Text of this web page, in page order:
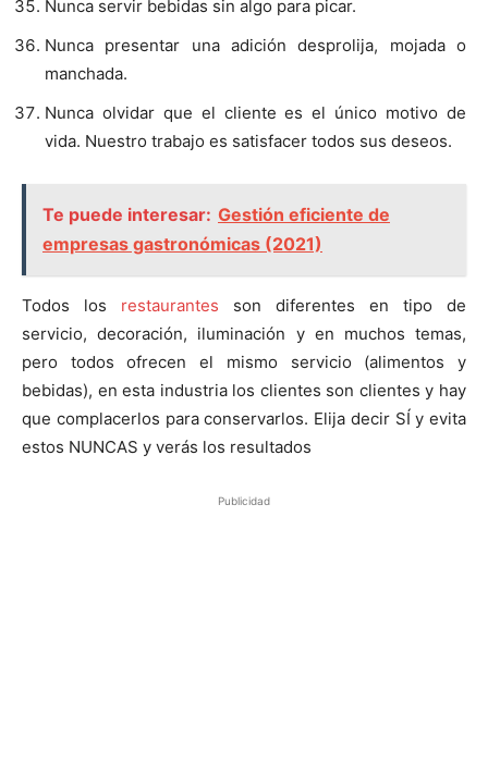
Nunca servir bebidas sin algo para picar.
Nunca presentar una adición desprolija, mojada o
manchada.
Nunca olvidar que el cliente es el único motivo de
vida. Nuestro trabajo es satisfacer todos sus deseos.
Te puede interesar: Gestión eficiente de
empresas gastronómicas (2021)
Todos los restaurantes son diferentes en tipo de
servicio, decoración, iluminación y en muchos temas,
pero todos ofrecen el mismo servicio (alimentos y
bebidas), en esta industria los clientes son clientes y hay
que complacerlos para conservarlos. Elija decir SÍ y evita
estos NUNCAS y verás los resultados
Publicidad